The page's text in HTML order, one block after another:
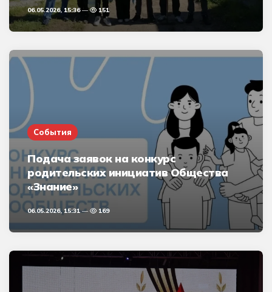
06.05.2026, 15:36 151
События
Подача заявок на конкурс
родительских инициатив Общества
«Знание»
06.05.2026, 15:31 169